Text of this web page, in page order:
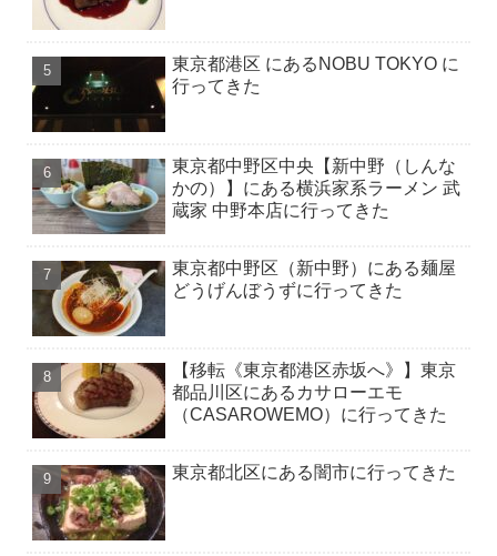
東京都港区 にあるNOBU TOKYO に
行ってきた
東京都中野区中央【新中野（しんな
かの）】にある横浜家系ラーメン 武
蔵家 中野本店に行ってきた
東京都中野区（新中野）にある麺屋
どうげんぼうずに行ってきた
【移転《東京都港区赤坂へ》】東京
都品川区にあるカサローエモ
（CASAROWEMO）に行ってきた
東京都北区にある闇市に行ってきた